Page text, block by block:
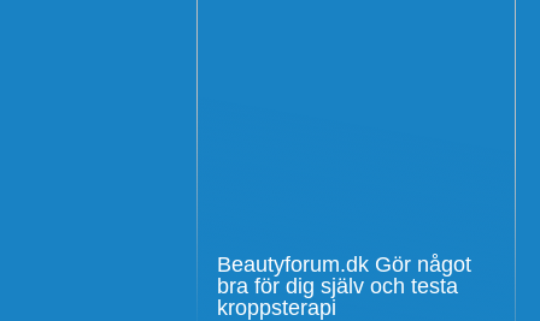
Beautyforum.dk Gör något
bra för dig själv och testa
kroppsterapi